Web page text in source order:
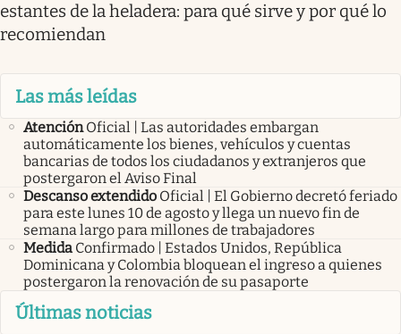
estantes de la heladera: para qué sirve y por qué lo
recomiendan
Las más leídas
Atención Oficial | Las autoridades embargan
automáticamente los bienes, vehículos y cuentas
bancarias de todos los ciudadanos y extranjeros que
postergaron el Aviso Final
Descanso extendido Oficial | El Gobierno decretó feriado
para este lunes 10 de agosto y llega un nuevo fin de
semana largo para millones de trabajadores
Medida Confirmado | Estados Unidos, República
Dominicana y Colombia bloquean el ingreso a quienes
postergaron la renovación de su pasaporte
Últimas noticias